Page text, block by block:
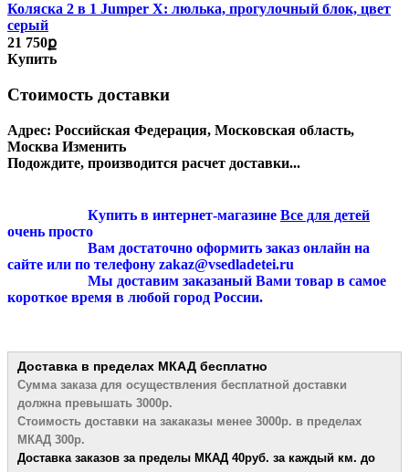
Коляска 2 в 1 Jumper X: люлька, прогулочный блок, цвет
серый
21 750ք
Купить
Стоимость доставки
Адрес: Российская Федерация, Московская область,
Москва Изменить
Подождите, производится расчет доставки...
Купить в интернет-магазине Все для детей
очень просто
Вам достаточно оформить заказ онлайн на
сайте или по телефону zakaz@vsedladetei.ru
Мы доставим заказаный Вами товар в самое
короткое время в любой город России.
Доставка в пределах МКАД бесплатно
Сумма заказа для осуществления бесплатной доставки
должна превышать 3000р.
Стоимость доставки на закаказы менее 3000р. в пределах
МКАД 300р.
Доставка заказов за пределы МКАД 40руб. за каждый км. до